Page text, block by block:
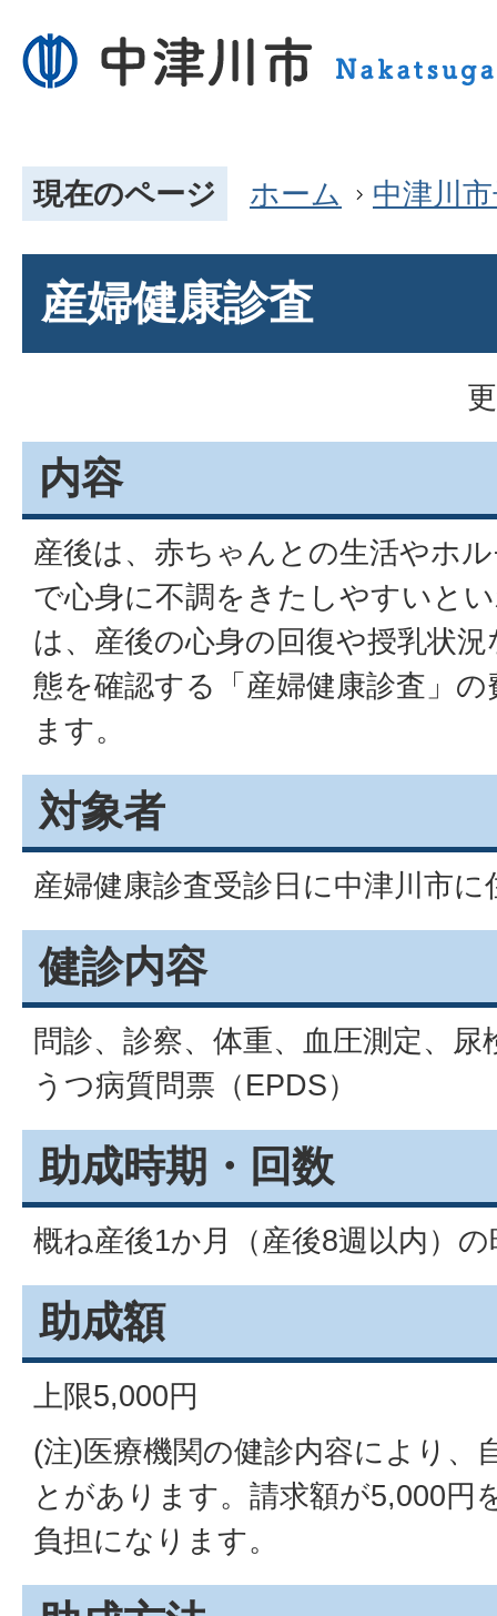
現在のページ ホーム 中津川
産婦健康診査
内容
産後は、赤ちゃんとの生活やホ
で心身に不調をきたしやすいと
は、産後の心身の回復や授乳状
態を確認する「産婦健康診査」
ます。
対象者
産婦健康診査受診日に中津川市
健診内容
問診、診察、体重、血圧測定、
うつ病質問票（EPDS）
助成時期・回数
概ね産後1か月（産後8週以内）
助成額
上限5,000円
(注)医療機関の健診内容により、
とがあります。請求額が5,000円
負担になります。